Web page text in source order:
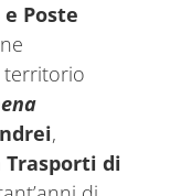
e Poste
territorio
,
Trasporti di